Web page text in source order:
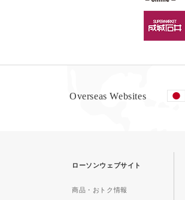
Overseas Websites
ローソンウェブサイト
商品・おトク情報